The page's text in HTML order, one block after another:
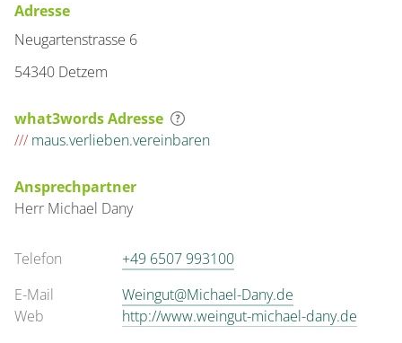
Adresse
Neugartenstrasse 6
54340 Detzem
what3words Adresse
/// maus.verlieben.vereinbaren
Ansprechpartner
Herr Michael Dany
Telefon
+49 6507 993100
E-Mail
Weingut@Michael-Dany.de
Web
http://www.weingut-michael-dany.de